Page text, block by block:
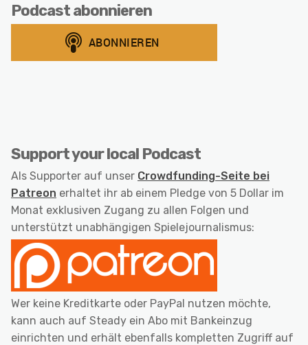
Podcast abonnieren
Support your local Podcast
Als Supporter auf unser Crowdfunding-Seite bei
Patreon erhaltet ihr ab einem Pledge von 5 Dollar im
Monat exklusiven Zugang zu allen Folgen und
unterstützt unabhängigen Spielejournalismus:
Wer keine Kreditkarte oder PayPal nutzen möchte,
kann auch auf Steady ein Abo mit Bankeinzug
einrichten und erhält ebenfalls kompletten Zugriff auf